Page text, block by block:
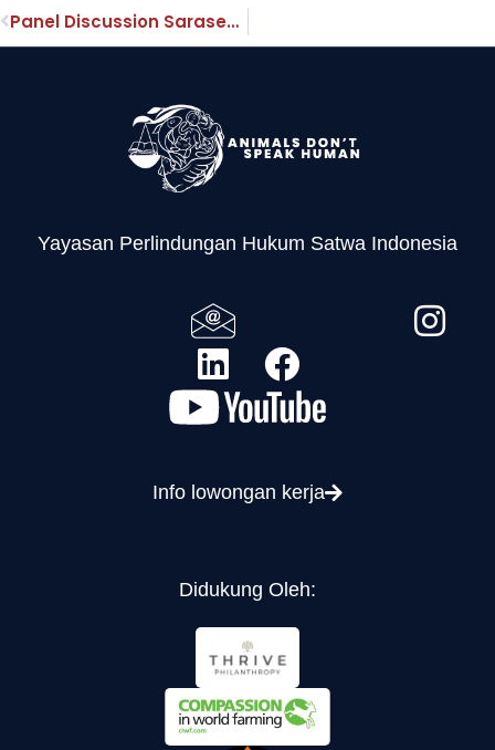
Panel Discussion Sarasehan Peternak Ayam Petelur Kovensional di Bali II
Yayasan Perlindungan Hukum Satwa Indonesia
Info lowongan kerja
Didukung Oleh: